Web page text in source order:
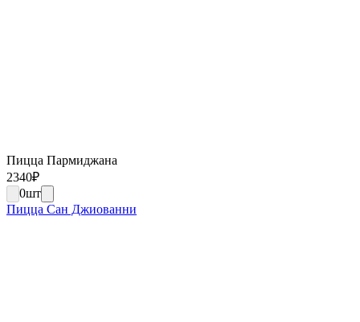
Пицца Пармиджана
2340₽
0шт
Пицца Сан Джиованни